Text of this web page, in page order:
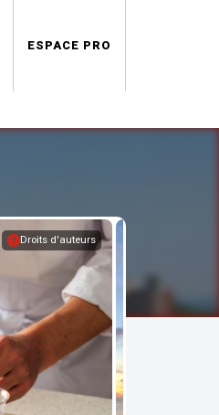
ESPACE PRO
Droits d'auteurs